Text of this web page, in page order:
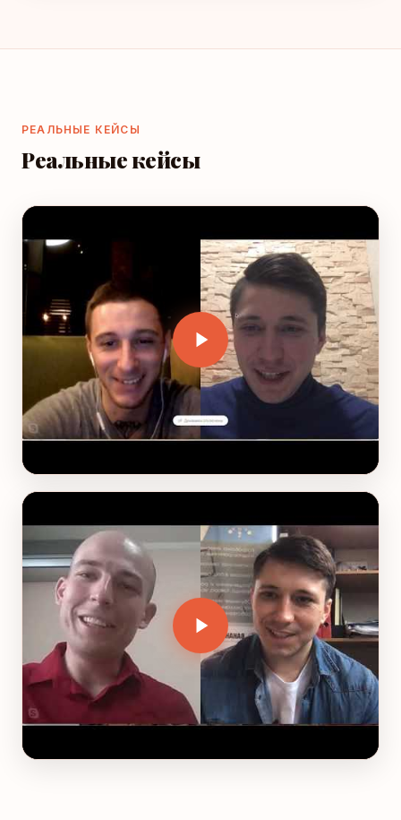
РЕАЛЬНЫЕ КЕЙСЫ
Реальные кейсы